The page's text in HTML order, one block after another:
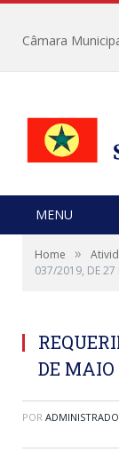
MENU
Home »
037/2019, DE 27
DE MAIO
POR